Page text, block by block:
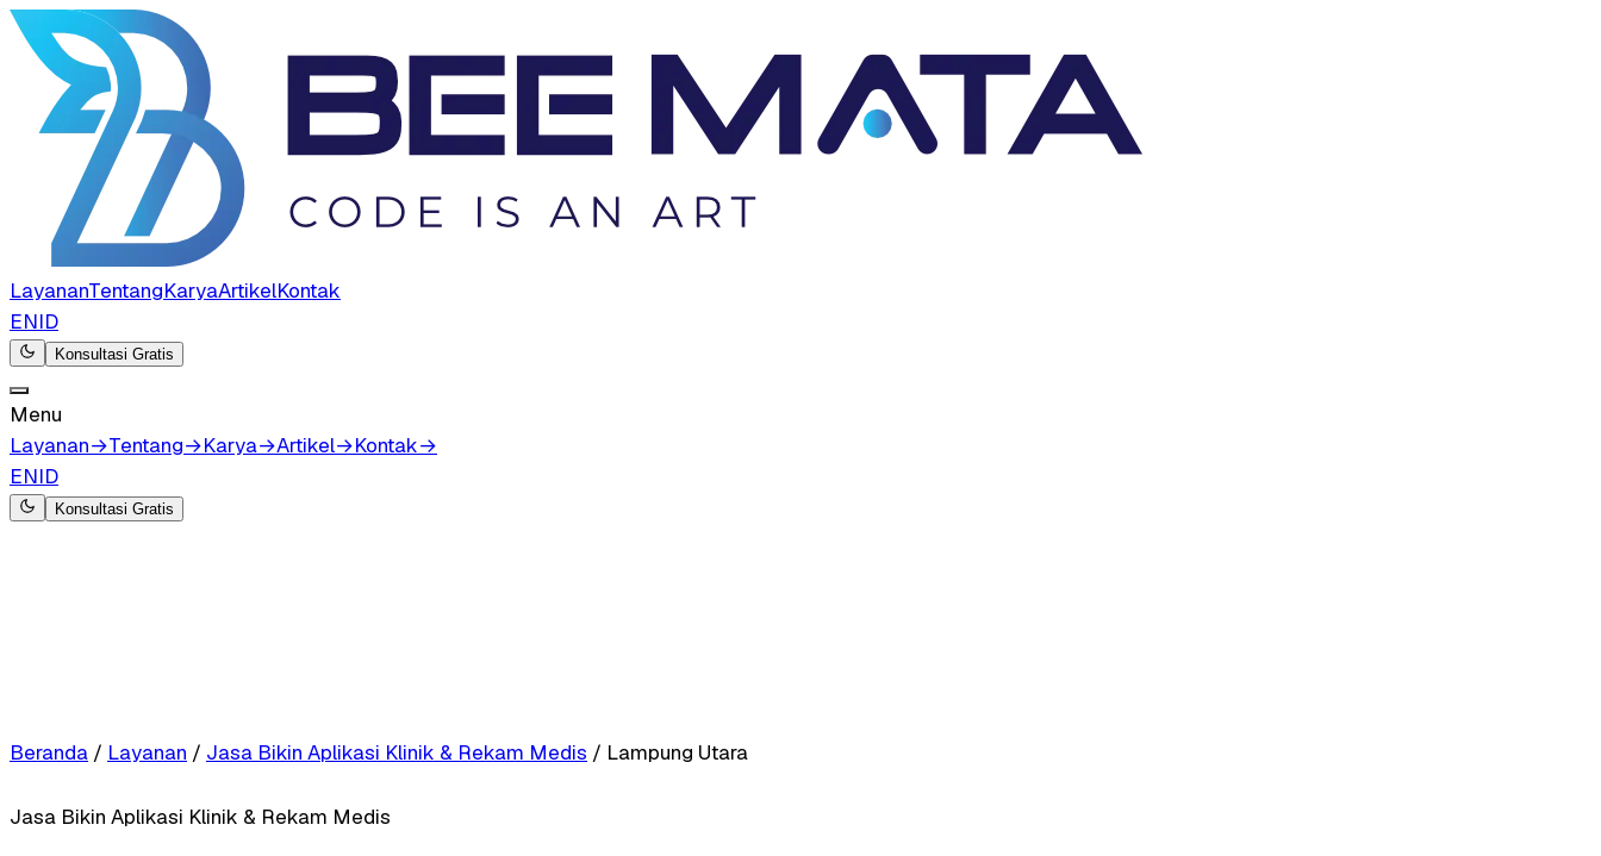
LayananTentangKaryaArtikelKontak
ENID
Konsultasi Gratis
Menu
Layanan→Tentang→Karya→Artikel→Kontak→
ENID
Konsultasi Gratis
Beranda / Layanan / Jasa Bikin Aplikasi Klinik & Rekam Medis / Lampung Utara
Jasa Bikin Aplikasi Klinik & Rekam Medis